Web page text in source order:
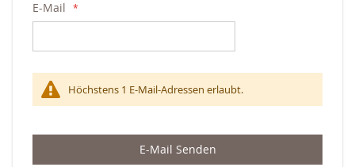
E-Mail
Höchstens 1 E-Mail-Adressen erlaubt.
E-Mail Senden